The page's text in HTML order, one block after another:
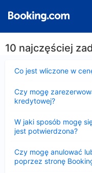
10 najczęściej
Co jest wliczone w
Czy mogę
kredytowej?
W jaki sposób mogę
jest potwierdzona?
Czy mogę anulować
poprzez stronę